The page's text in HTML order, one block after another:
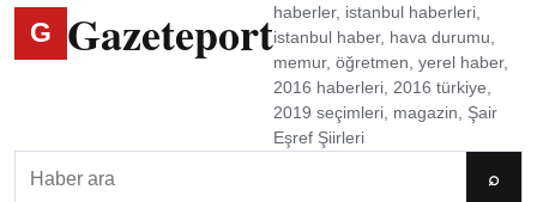
G Gazeteporthaberler, istanbul haberleri,
istanbul haber, hava durumu,
memur, öğretmen, yerel haber,
2016 haberleri, 2016 türkiye,
2019 seçimleri, magazin, Şair
Eşref Şiirleri
⌕